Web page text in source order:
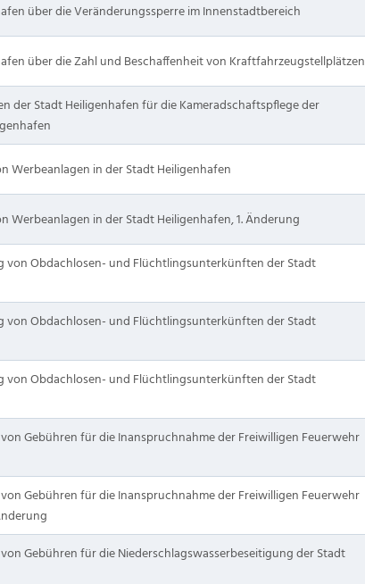
über die Veränderungssperre im Innenstadtbereich
über die Zahl und Beschaffenheit von Kraftfahrzeugstellplätzen
der Stadt Heiligenhafen für die Kameradschaftspflege der
Werbeanlagen in der Stadt Heiligenhafen
Werbeanlagen in der Stadt Heiligenhafen, 1. Änderung
von Obdachlosen- und Flüchtlingsunterkünften der Stadt
von Obdachlosen- und Flüchtlingsunterkünften der Stadt
von Obdachlosen- und Flüchtlingsunterkünften der Stadt
Gebühren für die Inanspruchnahme der Freiwilligen Feuerwehr
Gebühren für die Inanspruchnahme der Freiwilligen Feuerwehr
Gebühren für die Niederschlagswasserbeseitigung der Stadt